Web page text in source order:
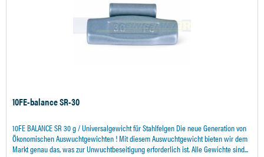
10FE-balance SR-30
10FE BALANCE SR 30 g / Universalgewicht für Stahlfelgen Die neue Generation von
Ökonomischen Auswuchtgewichten ! Mit diesem Auswuchtgewicht bieten wir dem
Markt genau das, was zur Unwuchtbeseitigung erforderlich ist. Alle Gewichte sind...